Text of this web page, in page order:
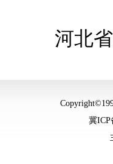
省文化
冀ICP